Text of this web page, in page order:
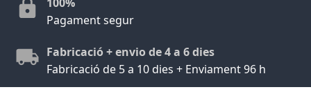
Pagament segur
Fabricació + envio de 4 a 6 dies
Fabricació de 5 a 10 dies + Enviament 96 h